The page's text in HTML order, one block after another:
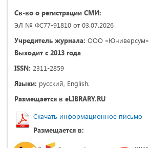
Св-во о регистрации СМИ:
ЭЛ № ФС77-91810 от 03.07.2026
Учредитель журнала: ООО «Юниверсум»
Выходит с 2013 года
ISSN: 2311-2859
Языки: русский, English.
Размещается в eLIBRARY.RU
Скачать информационное письмо
Размещается в: